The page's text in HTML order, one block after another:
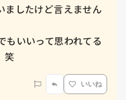
したけど言えません
もいいって思われてる
笑
いいね